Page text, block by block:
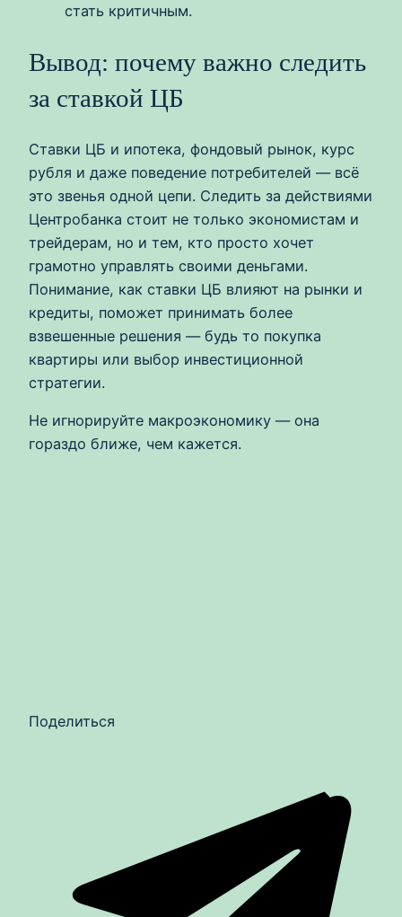
стать критичным.
Вывод: почему важно следить
за ставкой ЦБ
Ставки ЦБ и ипотека, фондовый рынок, курс
рубля и даже поведение потребителей — всё
это звенья одной цепи. Следить за действиями
Центробанка стоит не только экономистам и
трейдерам, но и тем, кто просто хочет
грамотно управлять своими деньгами.
Понимание, как ставки ЦБ влияют на рынки и
кредиты, поможет принимать более
взвешенные решения — будь то покупка
квартиры или выбор инвестиционной
стратегии.
Не игнорируйте макроэкономику — она
гораздо ближе, чем кажется.
Поделиться